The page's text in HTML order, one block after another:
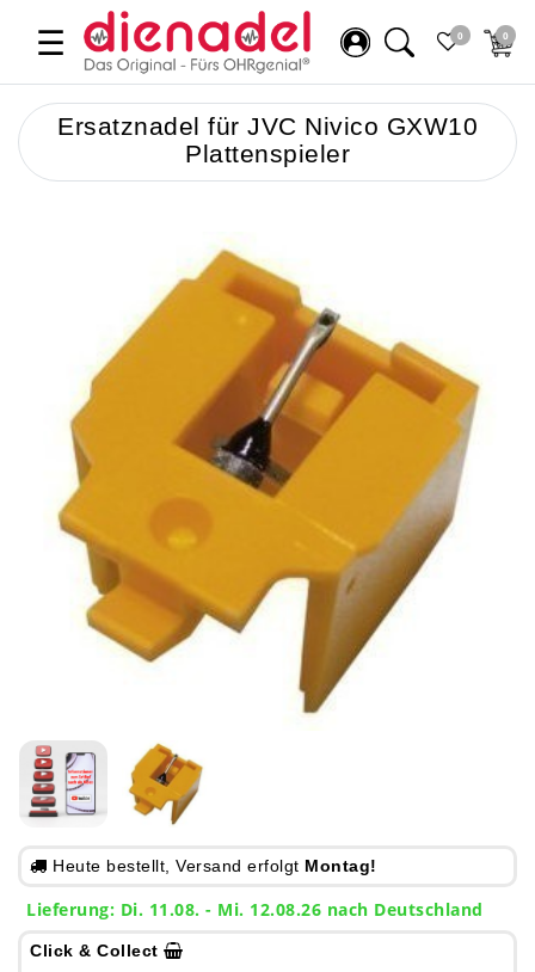
☰ 0 0
Ersatznadel für JVC Nivico GXW10
Plattenspieler
Heute bestellt, Versand erfolgt Montag!
Lieferung: Di. 11.08. - Mi. 12.08.26 nach Deutschland
Click & Collect